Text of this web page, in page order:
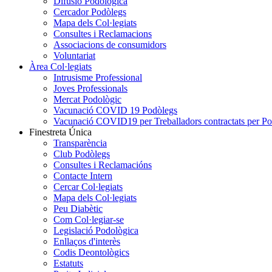
Cercador Podòlegs
Mapa dels Col·legiats
Consultes i Reclamacions
Associacions de consumidors
Voluntariat
Àrea Col·legiats
Intrusisme Professional
Joves Professionals
Mercat Podològic
Vacunació COVID 19 Podòlegs
Vacunació COVID19 per Treballadors contractats per
Finestreta Única
Transparència
Club Podòlegs
Consultes i Reclamacións
Contacte Intern
Cercar Col·legiats
Mapa dels Col·legiats
Peu Diabètic
Com Col·legiar-se
Legislació Podològica
Enllaços d'interès
Codis Deontològics
Estatuts